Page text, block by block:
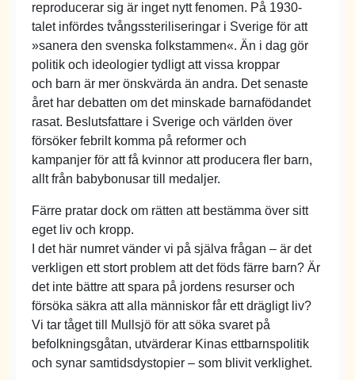
reproducerar sig är inget nytt fenomen. På 1930-
talet infördes tvångssteriliseringar i Sverige för att
»sanera den svenska folkstammen«. Än i dag gör
politik och ideologier tydligt att vissa kroppar
och barn är mer önskvärda än andra. Det senaste
året har debatten om det minskade barnafödandet
rasat. Beslutsfattare i Sverige och världen över
försöker febrilt komma på reformer och
kampanjer för att få kvinnor att producera fler barn,
allt från babybonusar till medaljer.
Färre pratar dock om rätten att bestämma över sitt
eget liv och kropp.
I det här numret vänder vi på själva frågan – är det
verkligen ett stort problem att det föds färre barn? Är
det inte bättre att spara på jordens resurser och
försöka säkra att alla människor får ett drägligt liv?
Vi tar tåget till Mullsjö för att söka svaret på
befolkningsgåtan, utvärderar Kinas ettbarnspolitik
och synar samtidsdystopier – som blivit verklighet.